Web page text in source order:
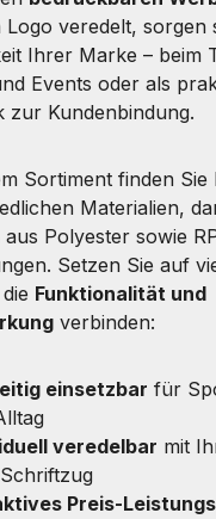
Logo veredelt, sorgen
Ihrer Marke – beim
Events oder als
zur Kundenbindung.
Sortiment finden Sie
Materialien,
Polyester sowie
Setzen Sie auf
Funktionalität und
verbinden:
einsetzbar für
veredelbar mit
Preis-